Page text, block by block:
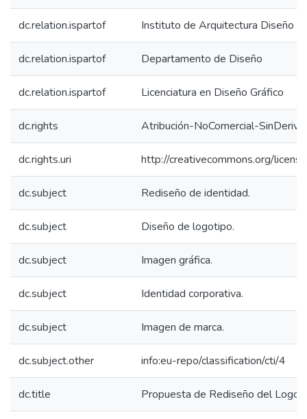
dc.relation.ispartof Instituto de Arquitectura Diseño y
dc.relation.ispartof Departamento de Diseño
dc.relation.ispartof Licenciatura en Diseño Gráfico
dc.rights Atribución-NoComercial-
dc.rights.uri http://creativecommons.org/
dc.subject Rediseño de identidad.
dc.subject Diseño de logotipo.
dc.subject Imagen gráfica.
dc.subject Identidad corporativa.
dc.subject Imagen de marca.
dc.subject.other info:eu-repo/classification/cti/4
dc.title Propuesta de Rediseño del